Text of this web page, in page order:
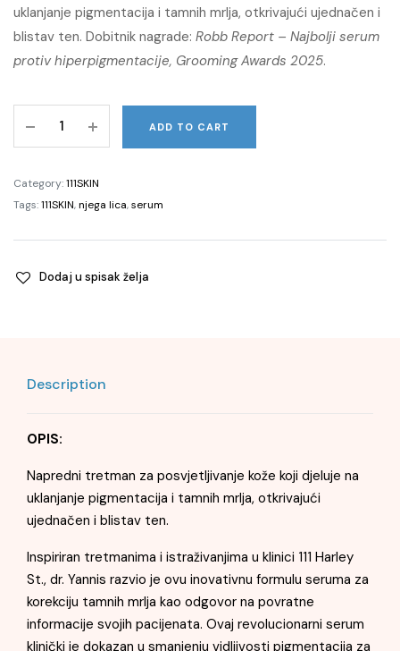
uklanjanje pigmentacija i tamnih mrlja, otkrivajući ujednačen i
blistav ten. Dobitnik nagrade: Robb Report – Najbolji serum
protiv hiperpigmentacije, Grooming Awards 2025.
Spot
Serum,
30ml
ADD TO CART
Category:111SKIN
Tags:111SKIN,njega lica,serum
Dodaj u spisak želja
Description
OPIS:
Napredni tretman za posvjetljivanje kože koji djeluje na
uklanjanje pigmentacija i tamnih mrlja, otkrivajući
ujednačen i blistav ten.
Inspiriran tretmanima i istraživanjima u klinici 111 Harley
St., dr. Yannis razvio je ovu inovativnu formulu seruma za
korekciju tamnih mrlja kao odgovor na povratne
informacije svojih pacijenata. Ovaj revolucionarni serum
klinički je dokazan u smanjenju vidljivosti pigmentacija za